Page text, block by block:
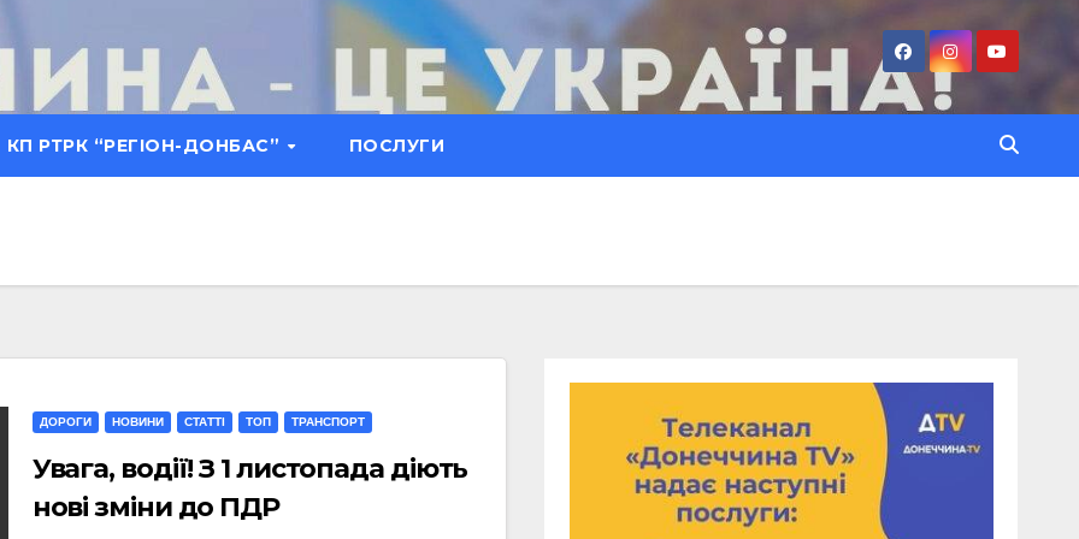
КП РТРК “РЕГІОН-ДОНБАС” ПОСЛУГИ
ДОРОГИ НОВИНИ СТАТТI ТОП ТРАНСПОРТ
Увага, водії! З 1 листопада діють
нові зміни до ПДР